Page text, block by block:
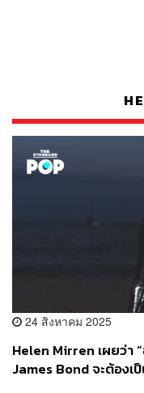
24 สิงหาคม 2025
Helen Mirren เผยว่า
James Bond จะต้องเ